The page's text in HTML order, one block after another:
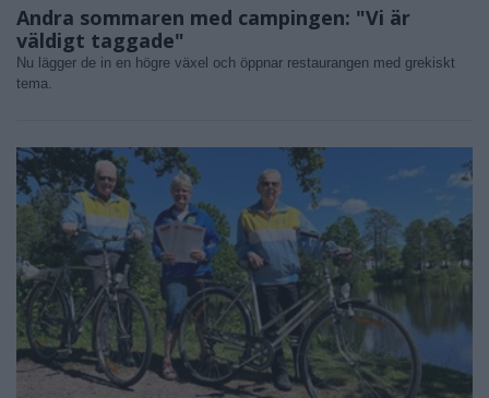
Andra sommaren med campingen: "Vi är
väldigt taggade"
Nu lägger de in en högre växel och öppnar restaurangen med grekiskt
tema.